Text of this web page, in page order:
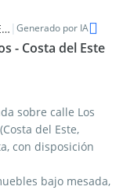
Casa moderna en la exclusiva Costa del Este - Venta | Generado por IA
- Costa del Este
sobre calle Los
del Este,
con disposición
bajo mesada,